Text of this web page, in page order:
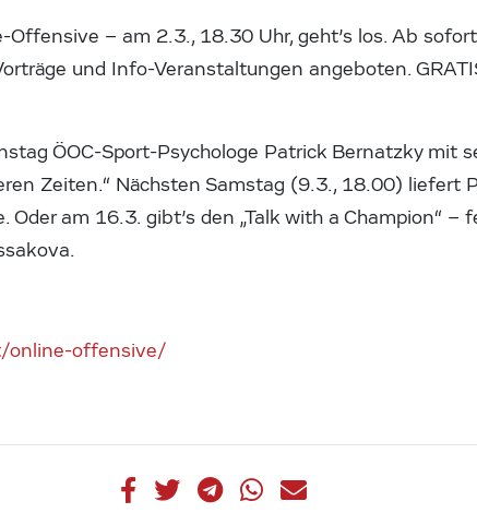
– am 2.3., 18.30 Uhr, geht’s los. Ab
und Info-Veranstaltungen angeboten.
ÖOC-Sport-Psychologe Patrick Bernatzky mit
Zeiten.“ Nächsten Samstag (9.3., 18.00) liefert
Oder am 16.3. gibt’s den „Talk with a Champion“ –
online-offensive/